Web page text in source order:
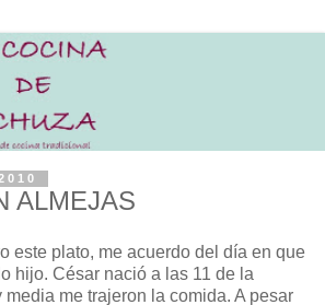
ALMEJAS
este plato, me acuerdo del día en que
hijo. César nació a las 11 de la
media me trajeron la comida. A pesar